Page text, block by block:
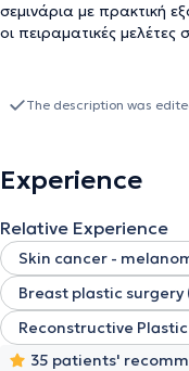
σεμινάρια με πρακτική
οι πειραματικές
The description was
Experience
Relative Experience
Skin cancer -
Breast plastic
Reconstructive
35 patients'